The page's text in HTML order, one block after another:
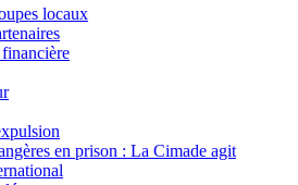
locaux
en prison : La Cimade agit